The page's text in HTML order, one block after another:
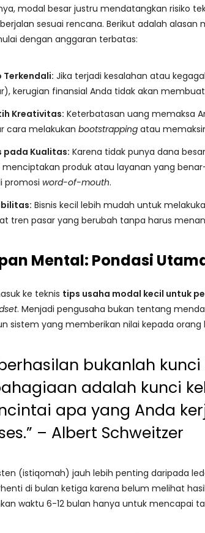
modal besar justru mendatangkan risiko
sesuai rencana. Berikut adalah
dengan anggaran terbatas:
Terkendali: Jika terjadi kesalahan atau
kerugian finansial Anda tidak akan
Kreativitas: Keterbatasan uang memaksa
cara melakukan bootstrapping atau
pada Kualitas: Karena tidak punya dana
produk atau layanan yang
promosi word-of-mouth.
Bisnis kecil lebih mudah untuk
tren pasar yang berubah tanpa harus
Mental: Pondasi
ke teknis tips usaha modal kecil untuk
. Menjadi pengusaha bukan tentang
sistem yang memberikan nilai kepada orang
bukanlah
adalah kunci
apa yang Anda
– Albert Schweitzer
(istiqomah) jauh lebih penting daripada
di bulan ketiga karena belum melihat
waktu 6-12 bulan hanya untuk mencapai